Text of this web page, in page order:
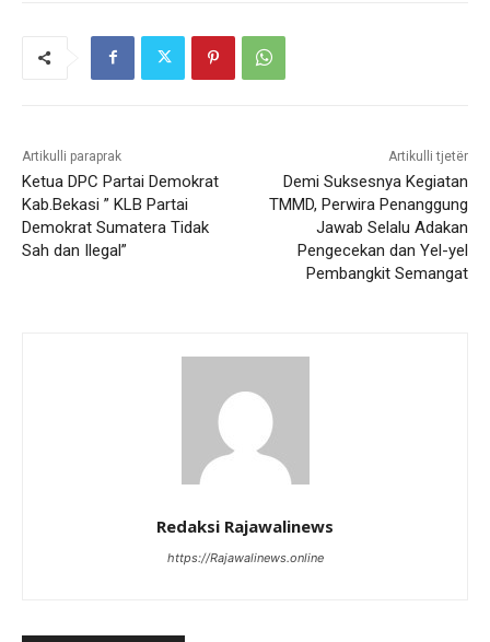
Artikulli paraprak
Ketua DPC Partai Demokrat
Kab.Bekasi ” KLB Partai
Demokrat Sumatera Tidak
Sah dan Ilegal”
Artikulli tjetër
Demi Suksesnya Kegiatan
TMMD, Perwira Penanggung
Jawab Selalu Adakan
Pengecekan dan Yel-yel
Pembangkit Semangat
Redaksi Rajawalinews
https://Rajawalinews.online